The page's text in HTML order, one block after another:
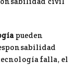
pueden
falla, el